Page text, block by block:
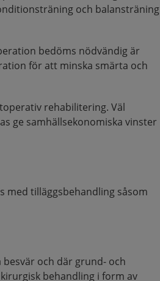
och balansträning
bedöms nödvändig är
för att minska smärta och
rehabilitering. Väl
ge samhällsekonomiska vinster
med tilläggsbehandling såsom
och där grund- och
behandling i form av